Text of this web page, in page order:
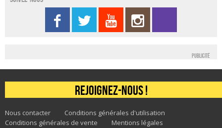
Publicité
Rejoignez-nous !
Nous contacter
Conditions générales d'utilisation
Conditions générales de vente
Mentions légales